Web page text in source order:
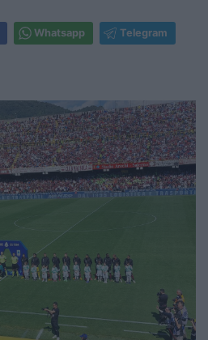
Whatsapp Telegram